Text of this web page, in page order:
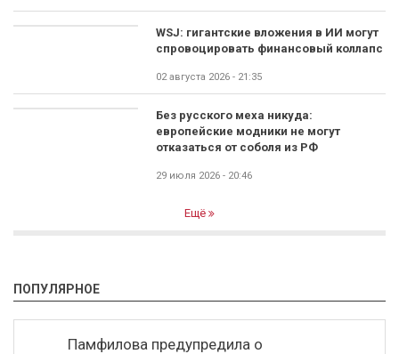
WSJ: гигантские вложения в ИИ могут
спровоцировать финансовый коллапс
02 августа 2026 - 21:35
Без русского меха никуда:
европейские модники не могут
отказаться от соболя из РФ
29 июля 2026 - 20:46
Ещё
ПОПУЛЯРНОЕ
Памфилова предупредила о